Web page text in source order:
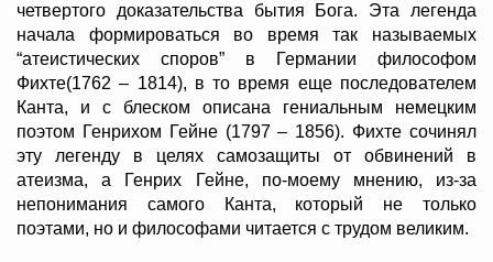
четвертого доказательства бытия Бога. Эта легенда
начала формироваться во время так называемых
“атеистических споров” в Германии философом
Фихте(1762 – 1814), в то время еще последователем
Канта, и с блеском описана гениальным немецким
поэтом Генрихом Гейне (1797 – 1856). Фихте сочинял
эту легенду в целях самозащиты от обвинений в
атеизма, а Генрих Гейне, по-моему мнению, из-за
непонимания самого Канта, который не только
поэтами, но и философами читается с трудом великим.